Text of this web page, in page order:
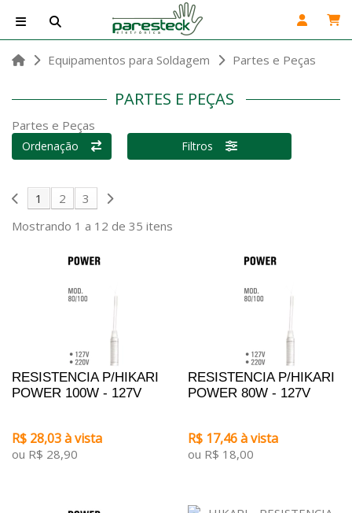
Equipamentos para Soldagem Partes e Peças
PARTES E PEÇAS
Partes e Peças
Ordenação Filtros
1 2
3
Mostrando 1 a 12 de 35 itens
RESISTENCIA P/HIKARI
POWER 100W - 127V
R$ 28,03 à vista
ou R$ 28,90
RESISTENCIA P/HIKARI
POWER 80W - 127V
R$ 17,46 à vista
ou R$ 18,00